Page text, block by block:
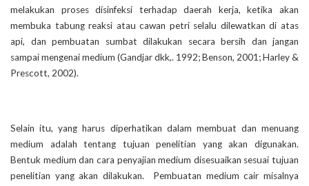
melakukan proses disinfeksi terhadap daerah kerja, ketika akan
membuka tabung reaksi atau cawan petri selalu dilewatkan di atas
api, dan pembuatan sumbat dilakukan secara bersih dan jangan
sampai mengenai medium (Gandjar dkk,. 1992; Benson, 2001; Harley &
Prescott, 2002).
Selain itu, yang harus diperhatikan dalam membuat dan menuang
medium adalah tentang tujuan penelitian yang akan digunakan.
Bentuk medium dan cara penyajian medium disesuaikan sesuai tujuan
penelitian yang akan dilakukan. Pembuatan medium cair misalnya